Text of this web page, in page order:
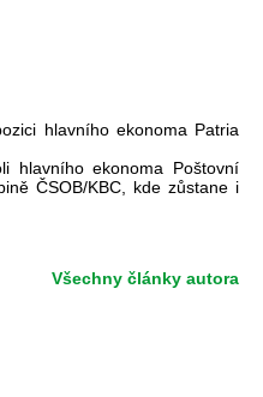
hlavního ekonoma Patria
hlavního ekonoma Poštovní
ČSOB/KBC, kde zůstane i
Všechny články autora